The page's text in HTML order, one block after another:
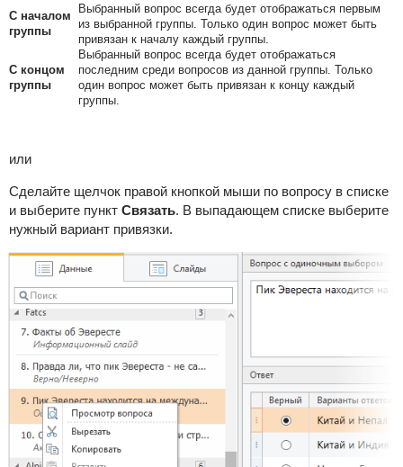
С началом
группы
Выбранный вопрос всегда будет отображаться первым
из выбранной группы. Только один вопрос может быть
привязан к началу каждый группы.
С концом
группы
Выбранный вопрос всегда будет отображаться
последним среди вопросов из данной группы. Только
один вопрос может быть привязан к концу каждый
группы.
или
Сделайте щелчок правой кнопкой мыши по вопросу в списке
и выберите пункт Связать. В выпадающем списке выберите
нужный вариант привязки.